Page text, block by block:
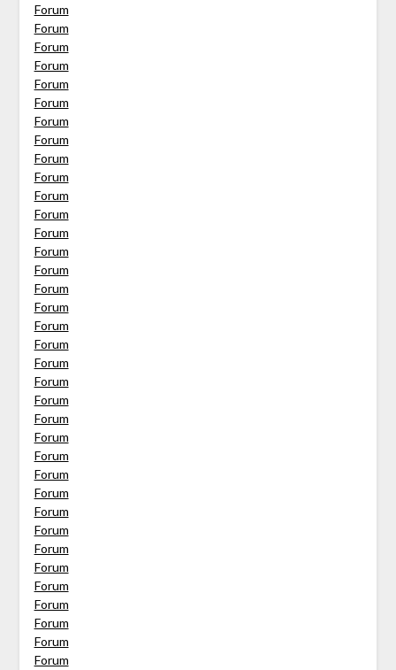
Forum
Forum
Forum
Forum
Forum
Forum
Forum
Forum
Forum
Forum
Forum
Forum
Forum
Forum
Forum
Forum
Forum
Forum
Forum
Forum
Forum
Forum
Forum
Forum
Forum
Forum
Forum
Forum
Forum
Forum
Forum
Forum
Forum
Forum
Forum
Forum